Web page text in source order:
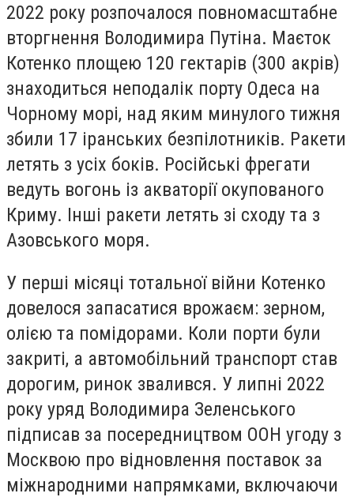
2022 року розпочалося повномасштабне
вторгнення Володимира Путіна. Маєток
Котенко площею 120 гектарів (300 акрів)
знаходиться неподалік порту Одеса на
Чорному морі, над яким минулого тижня
збили 17 іранських безпілотників. Ракети
летять з усіх боків. Російські фрегати
ведуть вогонь із акваторії окупованого
Криму. Інші ракети летять зі сходу та з
Азовського моря.
У перші місяці тотальної війни Котенко
довелося запасатися врожаєм: зерном,
олією та помідорами. Коли порти були
закриті, а автомобільний транспорт став
дорогим, ринок звалився. У липні 2022
року уряд Володимира Зеленського
підписав за посередництвом ООН угоду з
Москвою про відновлення поставок за
міжнародними напрямками, включаючи